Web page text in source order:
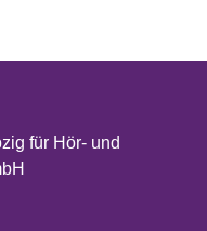
für Hör- und